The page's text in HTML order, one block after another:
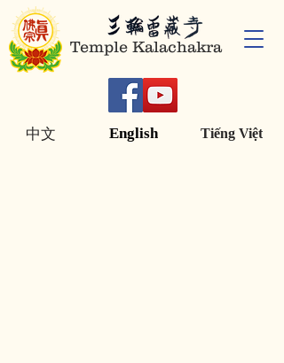
Temple Kalachakra
English Tiếng Việt
中文